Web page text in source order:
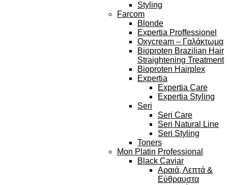
Styling
Farcom
Blonde
Expertia Proffessionel
Oxycream – Γαλάκτωμα
Bioproten Brazilian Hair
Straightening Treatment
Bioproten Hairplex
Expertia
Expertia Care
Expertia Styling
Seri
Seri Care
Seri Natural Line
Seri Styling
Toners
Mon Platin Professional
Black Caviar
Αραιά, Λεπτά &
Εύθραυστα